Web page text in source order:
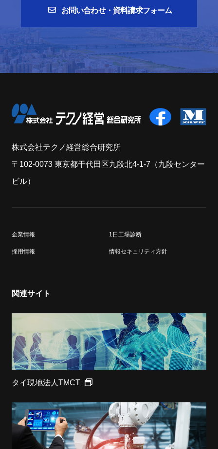
お問い合わせ・資料請求フォーム
株式会社テクノ経営総合研究所
〒102-0073 東京都干代田区九段北4-1-7（九段センター
ビル）
企業情報 1日工場診断
採用情報 情報セキュリティ方針
関連サイト
タイ現地法人TMCT